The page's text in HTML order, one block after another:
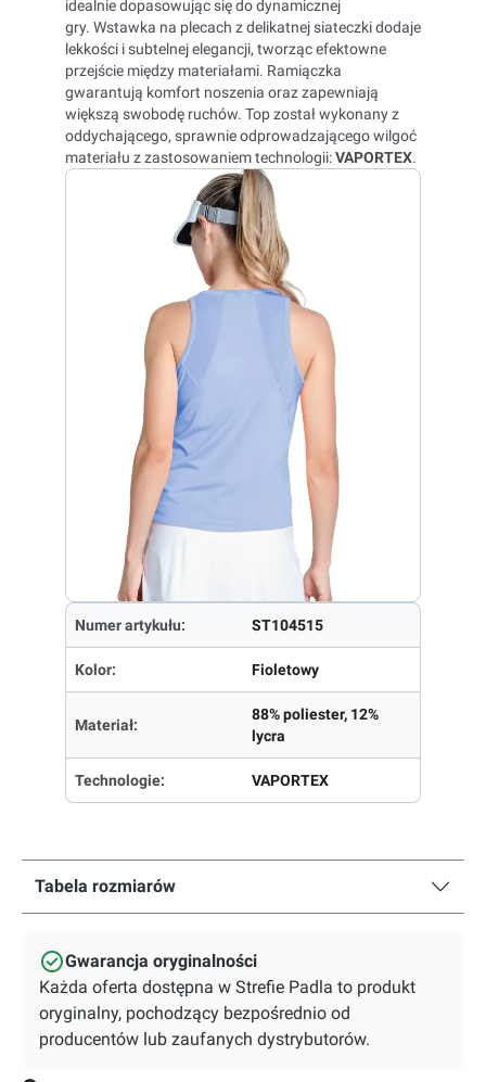
idealnie dopasowując się do dynamicznej
gry. Wstawka na plecach z delikatnej siateczki dodaje
lekkości i subtelnej elegancji, tworząc efektowne
przejście między materiałami. Ramiączka
gwarantują komfort noszenia oraz zapewniają
większą swobodę ruchów. Top został wykonany z
oddychającego, sprawnie odprowadzającego wilgoć
materiału z zastosowaniem technologii:VAPORTEX.
Numer artykułu: ST104515
Kolor: Fioletowy
Materiał:
88% poliester, 12%
lycra
Technologie: VAPORTEX
Tabela rozmiarów
Gwarancja oryginalności
Każda oferta dostępna w Strefie Padla to produkt
oryginalny, pochodzący bezpośrednio od
producentów lub zaufanych dystrybutorów.